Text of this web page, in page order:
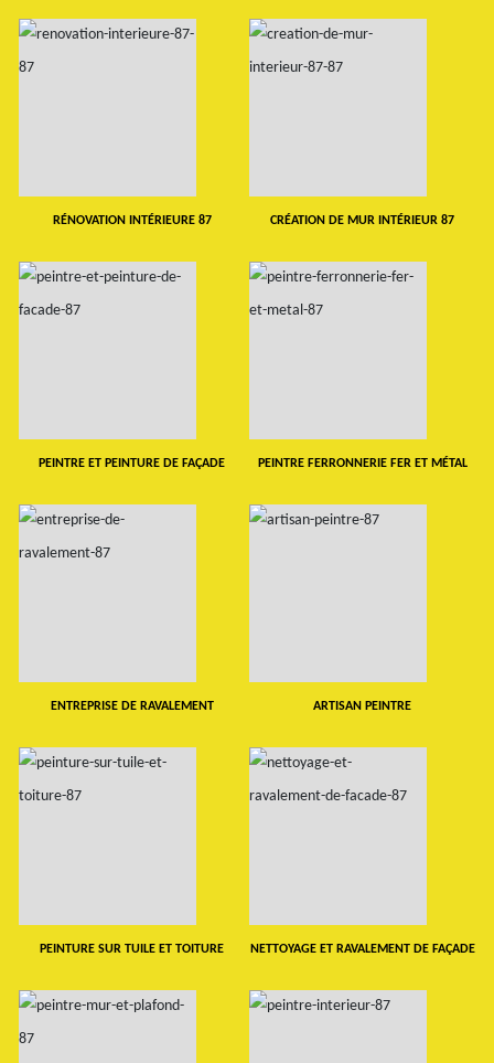
RÉNOVATION INTÉRIEURE 87 CRÉATION DE MUR INTÉRIEUR 87
PEINTRE ET PEINTURE DE FAÇADE PEINTRE FERRONNERIE FER ET MÉTAL
ENTREPRISE DE RAVALEMENT ARTISAN PEINTRE
PEINTURE SUR TUILE ET TOITURE NETTOYAGE ET RAVALEMENT DE FAÇADE